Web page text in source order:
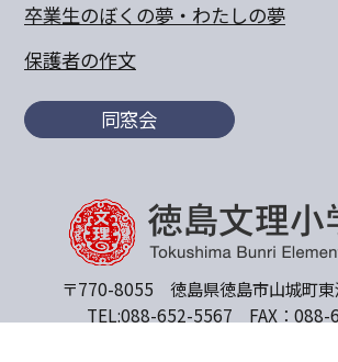
卒業生のぼくの夢・わたしの夢
保護者の作文
同窓会
〒770-8055 徳島県徳島市山城町
TEL:088-652-5567 FAX：088-